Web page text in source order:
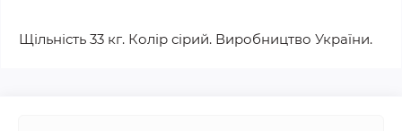
Щільність 33 кг. Колір сірий. Виробництво України.